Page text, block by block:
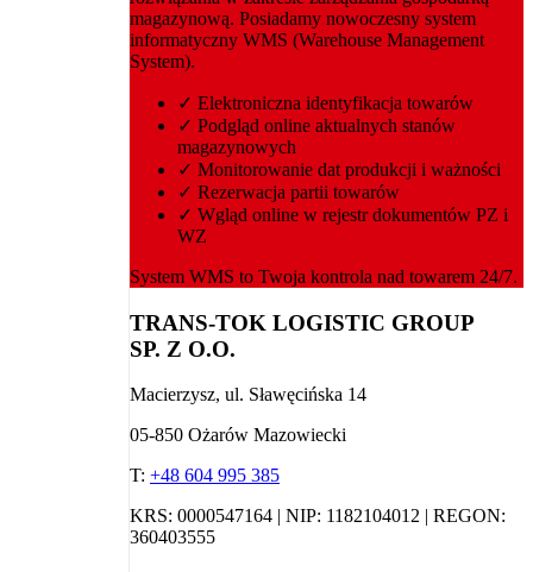
magazynową. Posiadamy nowoczesny system
informatyczny WMS (Warehouse Management
System).
✓ Elektroniczna identyfikacja towarów
✓ Podgląd online aktualnych stanów
magazynowych
✓ Monitorowanie dat produkcji i ważności
✓ Rezerwacja partii towarów
✓ Wgląd online w rejestr dokumentów PZ i
WZ
System WMS to Twoja kontrola nad towarem 24/7.
TRANS-TOK LOGISTIC GROUP
SP. Z O.O.
Macierzysz, ul. Sławęcińska 14
05-850 Ożarów Mazowiecki
T: +48 604 995 385
KRS: 0000547164 | NIP: 1182104012 | REGON:
360403555